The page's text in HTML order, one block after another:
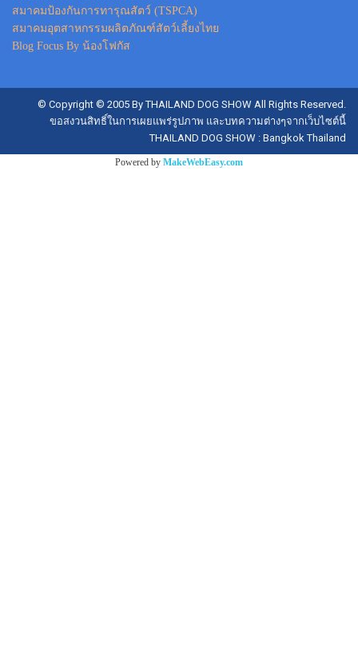
สมาคมป้องกันการทารุณสัตว์ (TSPCA)
สมาคมอุตสาหกรรมผลิตภัณฑ์สัตว์เลี้ยงไทย
Blog Focus By น้องโฟกัส
© Copyright © 2005 By THAILAND DOG SHOW All Rights Reserved.
ขอสงวนสิทธิ์ในการเผยแพร่รูปภาพ และบทความต่างๆจากเว็บไซต์นี้
THAILAND DOG SHOW : Bangkok Thailand
Powered by MakeWebEasy.com